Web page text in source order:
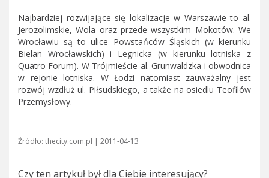
Najbardziej rozwijające się lokalizacje w Warszawie to al.
Jerozolimskie, Wola oraz przede wszystkim Mokotów. We
Wrocławiu są to ulice Powstańców Śląskich (w kierunku
Bielan Wrocławskich) i Legnicka (w kierunku lotniska z
Quatro Forum). W Trójmieście al. Grunwaldzka i obwodnica
w rejonie lotniska. W Łodzi natomiast zauważalny jest
rozwój wzdłuż ul. Piłsudskiego, a także na osiedlu Teofilów
Przemysłowy.
Źródło: thecity.com.pl | 2011-04-13
Czy ten artykuł był dla Ciebie interesujący?